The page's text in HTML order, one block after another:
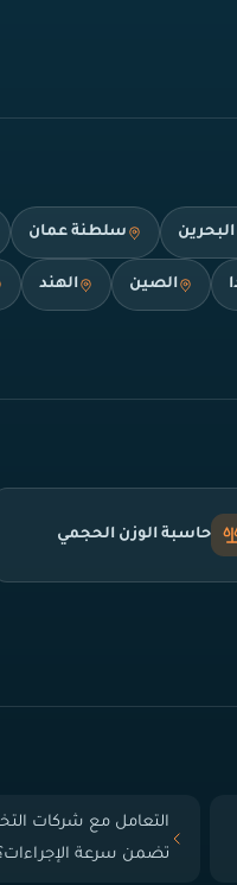
البحرين سلطنة عمان
الصين الهند
حاسبة الوزن الحجمي
التعامل مع شركات
تضمن سرعة